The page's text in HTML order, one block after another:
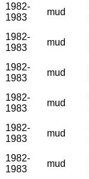
1982-
1983
mud
1982-
1983
mud
1982-
1983
mud
1982-
1983
mud
1982-
1983
mud
1982-
1983
mud